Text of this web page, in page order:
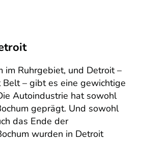
im Ruhrgebiet, und Detroit –
– gibt es eine gewichtige
Autoindustrie hat sowohl
geprägt. Und sowohl
das Ende der
wurden in Detroit